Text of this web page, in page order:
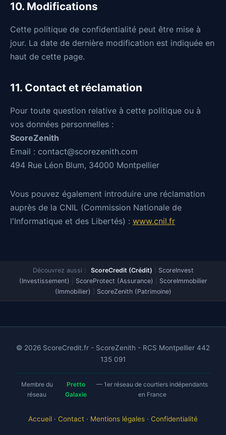
10. Modifications
Cette politique de confidentialité peut être mise à
jour. La date de dernière modification est indiquée en
haut de cette page.
11. Contact et réclamation
Pour toute question relative à cette politique ou à
vos données personnelles :
ScoreZenith
Email : contact@scorezenith.com
494 Rue Léon Blum, 34000 Montpellier
Vous pouvez également introduire une réclamation
auprès de la CNIL (Commission Nationale de
l'Informatique et des Libertés) : www.cnil.fr
Découvrez aussi : ScoreCredit (Crédit)
ScoreInvest
(Investissement)
ScoreProtect (Assurance)
ScoreImmobilier
(Immobilier)
ScoreZenith (Patrimoine)
© 2026 ScoreCredit.fr - ScoreZenith - RCS Montpellier 442
135 091
Membre du
réseau
Pretto
Galaxie
— 1er réseau de courtiers indépendants
en France
Accueil · Contact · Mentions légales · Confidentialité